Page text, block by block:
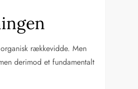
rækkevidde. Men
derimod et fundamentalt